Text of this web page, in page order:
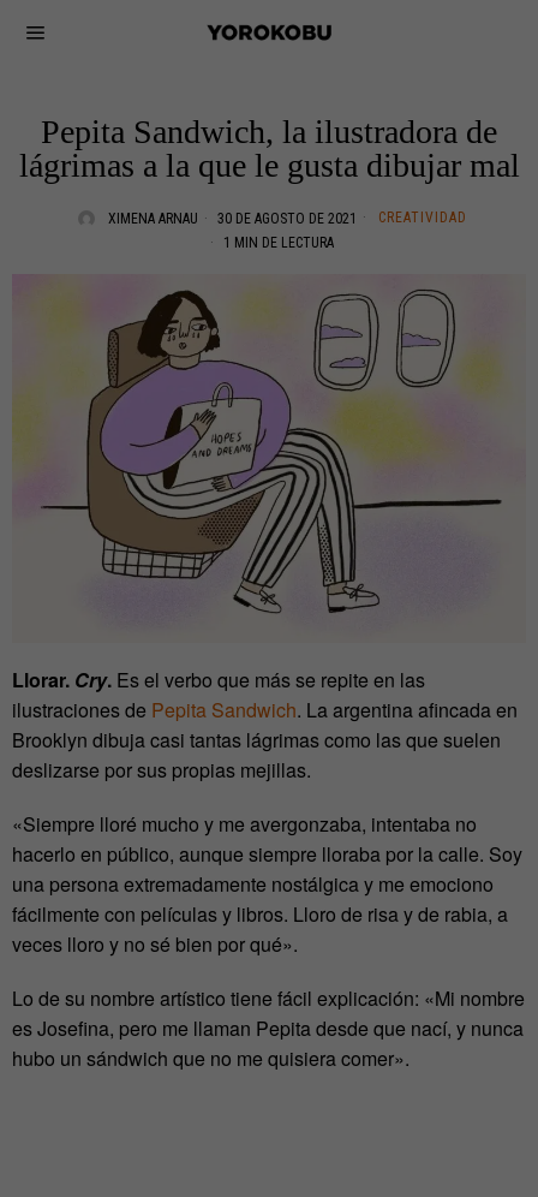
Pepita Sandwich, la ilustradora de
lágrimas a la que le gusta dibujar mal
XIMENA ARNAU 30 DE AGOSTO DE 2021
CREATIVIDAD
1 MIN DE LECTURA
Llorar. Cry. Es el verbo que más se repite en las
ilustraciones de Pepita Sandwich. La argentina afincada en
Brooklyn dibuja casi tantas lágrimas como las que suelen
deslizarse por sus propias mejillas.
«Siempre lloré mucho y me avergonzaba, intentaba no
hacerlo en público, aunque siempre lloraba por la calle. Soy
una persona extremadamente nostálgica y me emociono
fácilmente con películas y libros. Lloro de risa y de rabia, a
veces lloro y no sé bien por qué».
Lo de su nombre artístico tiene fácil explicación: «Mi nombre
es Josefina, pero me llaman Pepita desde que nací, y nunca
hubo un sándwich que no me quisiera comer».